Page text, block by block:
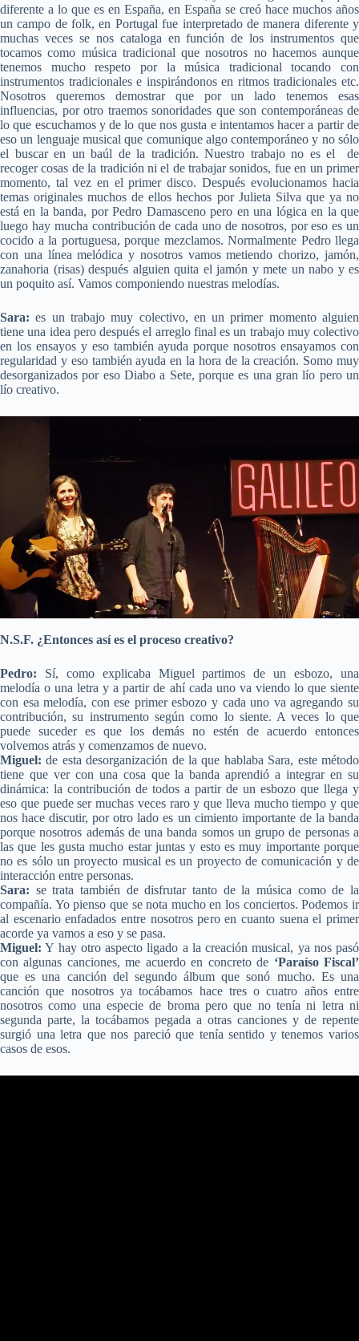
diferente a lo que es en España, en España se creó hace muchos años
un campo de folk, en Portugal fue interpretado de manera diferente y
muchas veces se nos cataloga en función de los instrumentos que
tocamos como música tradicional que nosotros no hacemos aunque
tenemos mucho respeto por la música tradicional tocando con
instrumentos tradicionales e inspirándonos en ritmos tradicionales etc.
Nosotros queremos demostrar que por un lado tenemos esas
influencias, por otro traemos sonoridades que son contemporáneas de
lo que escuchamos y de lo que nos gusta e intentamos hacer a partir de
eso un lenguaje musical que comunique algo contemporáneo y no sólo
el buscar en un baúl de la tradición. Nuestro trabajo no es el de
recoger cosas de la tradición ni el de trabajar sonidos, fue en un primer
momento, tal vez en el primer disco. Después evolucionamos hacia
temas originales muchos de ellos hechos por Julieta Silva que ya no
está en la banda, por Pedro Damasceno pero en una lógica en la que
luego hay mucha contribución de cada uno de nosotros, por eso es un
cocido a la portuguesa, porque mezclamos. Normalmente Pedro llega
con una línea melódica y nosotros vamos metiendo chorizo, jamón,
zanahoria (risas) después alguien quita el jamón y mete un nabo y es
un poquito así. Vamos componiendo nuestras melodías.
Sara: es un trabajo muy colectivo, en un primer momento alguien
tiene una idea pero después el arreglo final es un trabajo muy colectivo
en los ensayos y eso también ayuda porque nosotros ensayamos con
regularidad y eso también ayuda en la hora de la creación. Somo muy
desorganizados por eso Diabo a Sete, porque es una gran lío pero un
lío creativo.
N.S.F. ¿Entonces así es el proceso creativo?
Pedro: Sí, como explicaba Miguel partimos de un esbozo, una
melodía o una letra y a partir de ahí cada uno va viendo lo que siente
con esa melodía, con ese primer esbozo y cada uno va agregando su
contribución, su instrumento según como lo siente. A veces lo que
puede suceder es que los demás no estén de acuerdo entonces
volvemos atrás y comenzamos de nuevo.
Miguel: de esta desorganización de la que hablaba Sara, este método
tiene que ver con una cosa que la banda aprendió a integrar en su
dinámica: la contribución de todos a partir de un esbozo que llega y
eso que puede ser muchas veces raro y que lleva mucho tiempo y que
nos hace discutir, por otro lado es un cimiento importante de la banda
porque nosotros además de una banda somos un grupo de personas a
las que les gusta mucho estar juntas y esto es muy importante porque
no es sólo un proyecto musical es un proyecto de comunicación y de
interacción entre personas.
Sara: se trata también de disfrutar tanto de la música como de la
compañía. Yo pienso que se nota mucho en los conciertos. Podemos ir
al escenario enfadados entre nosotros pero en cuanto suena el primer
acorde ya vamos a eso y se pasa.
Miguel: Y hay otro aspecto ligado a la creación musical, ya nos pasó
con algunas canciones, me acuerdo en concreto de ‘Paraíso Fiscal’
que es una canción del segundo álbum que sonó mucho. Es una
canción que nosotros ya tocábamos hace tres o cuatro años entre
nosotros como una especie de broma pero que no tenía ni letra ni
segunda parte, la tocábamos pegada a otras canciones y de repente
surgió una letra que nos pareció que tenía sentido y tenemos varios
casos de esos.